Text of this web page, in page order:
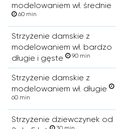
modelowaniem wł. średnie
60 min
Strzyżenie damskie z
modelowaniem wł. bardzo
długie i gęste
90 min
Strzyżenie damskie z
modelowaniem wł. długie
60 min
Strzyżenie dziewczynek od